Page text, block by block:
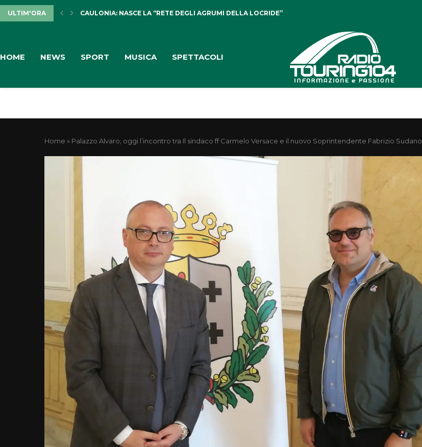
ULTIM'ORA CAULONIA: NASCE LA “RETE DEGLI AGRUMI DELLA LOCRIDE”
HOME NEWS SPORT MUSICA SPETTACOLI
Home » Palazzo Alvaro, oggi l’incontro tra Il sindaco ff Carmelo Versace e il nuovo Soprintendente Fabrizio Sudano